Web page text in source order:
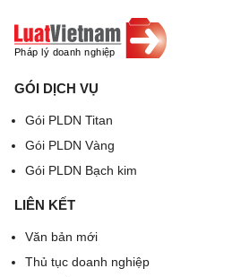
GÓI DỊCH VỤ
Gói PLDN Titan
Gói PLDN Vàng
Gói PLDN Bạch kim
LIÊN KẾT
Văn bản mới
Thủ tục doanh nghiệp